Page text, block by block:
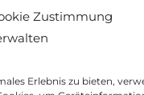
Zustimmung
Erlebnis zu bieten,